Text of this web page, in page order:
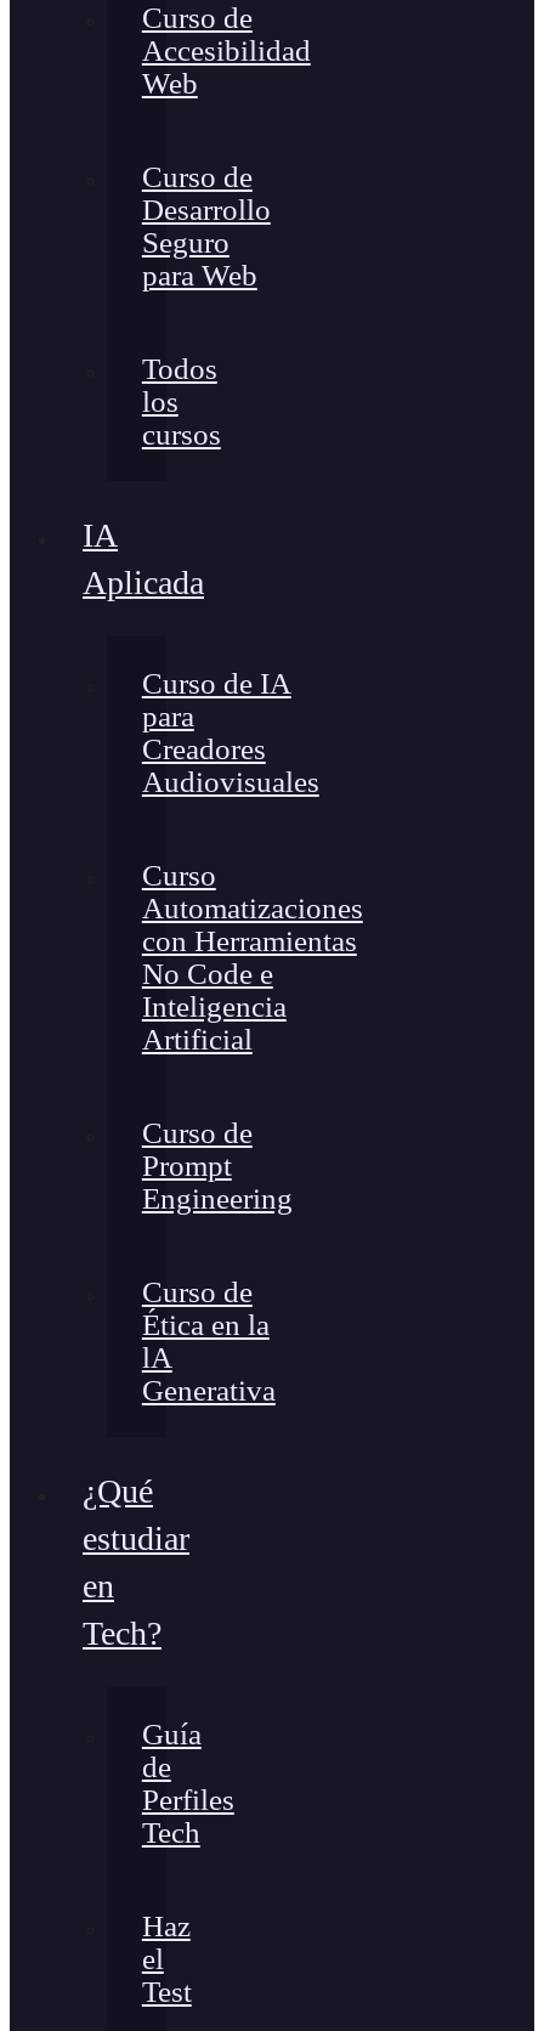
Curso de
Accesibilidad
Web
Curso de
Desarrollo
Seguro
para Web
Todos
los
cursos
IA
Aplicada
Curso de IA
para
Creadores
Audiovisuales
Curso
Automatizaciones
con Herramientas
No Code e
Inteligencia
Artificial
Curso de
Prompt
Engineering
Curso de
Ética en la
lA
Generativa
¿Qué
estudiar
en
Tech?
Guía
de
Perfiles
Tech
Haz
el
Test